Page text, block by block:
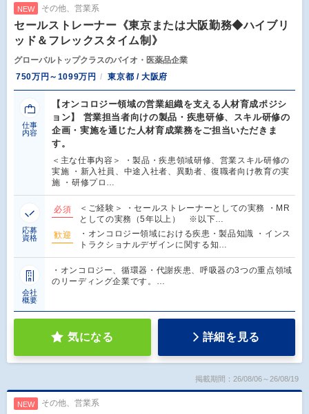
NEW その他、営業系
セールストレーナー《東京または大阪勤務◆ハイブリ
ッド＆フレックスタイム制》
グローバルトップクラスのバイオ・医薬品企業
750万円～1099万円
東京都 / 大阪府
仕事
内容
【オンコロジー領域の営業組織を支える人材育成ポジシ
ョン】 営業担当者向けの製品・疾患研修、スキル研修の
企画・実施を通じた人材育成業務をご担当いただきま
す。
＜主な仕事内容＞ ・製品・疾患領域研修、営業スキル研修の
実施 ・新入社員、中途入社者、異動者、復職者向け教育の実
施 ・研修プロ…
応募
資格
必須
＜ご経験＞ ・セールストレーナーとしての実務 ・MR
としての実務（5年以上） ※以下…
歓迎
・オンコロジー領域における疾患・製品知識 ・インス
トラクショナルデザインに関する知…
会社
概要
・オンコロジー、循環器・代謝疾患、呼吸器の3つの重点領域
のリーディング企業です。…
気になる 詳細を見る
掲載期間：26/08/06～26/08/19
NEW その他、営業系